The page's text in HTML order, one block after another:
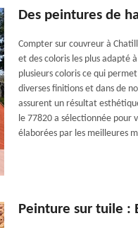
Des peintures de
Compter sur couvreur à
et des coloris les plus adapté
plusieurs coloris ce qui
diverses finitions et dans de
assurent un résultat
le 77820 a sélectionnée pour
élaborées par les meilleures
Peinture sur tuile :